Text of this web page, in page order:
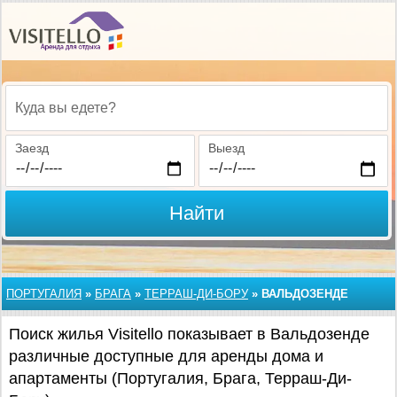
Куда вы едете?
Заезд Выезд
Найти
ПОРТУГАЛИЯ » БРАГА » ТЕРРАШ-ДИ-БОРУ» ВАЛЬДОЗЕНДЕ
Поиск жилья Visitello показывает в Вальдозенде
различные доступные для аренды дома и
апартаменты (Португалия, Брага, Терраш-Ди-